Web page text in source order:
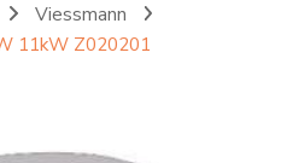
Viessmann
11kW Z020201